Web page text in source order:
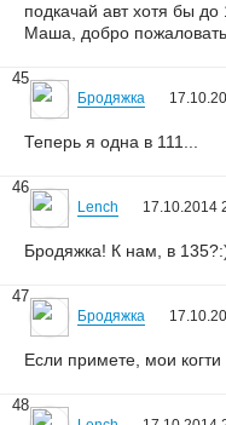
подкачай авт хотя бы до
Маша, добро
45
Бродяжка
Теперь я одна в 111...
46
Lench 17.10.2014
Бродяжка! К нам, в
47
Бродяжка
Если примете, мои
48